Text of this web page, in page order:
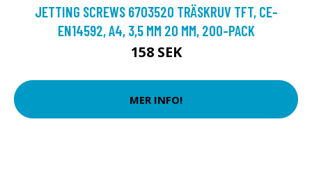
JETTING SCREWS 6703520 TRÄSKRUV TFT, CE-
EN14592, A4, 3,5 MM 20 MM, 200-PACK
158 SEK
MER INFO!